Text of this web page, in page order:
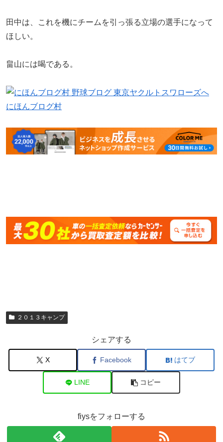
田中は、これを機にチームを引っ張る立場の選手になって
ほしい。
畠山には喝である。
にほんブログ村
２０１３キャンプ
シェアする
X Facebook はてブ
LINE コピー
fiysをフォローする